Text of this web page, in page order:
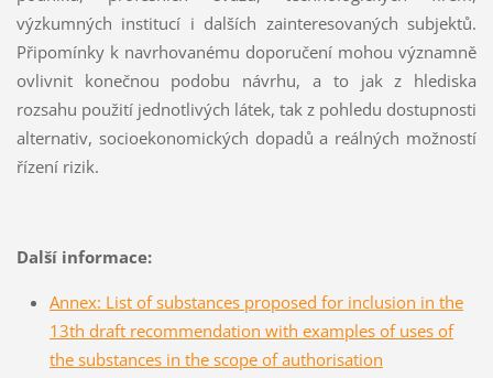
výzkumných institucí i dalších zainteresovaných subjektů.
Připomínky k navrhovanému doporučení mohou významně
ovlivnit konečnou podobu návrhu, a to jak z hlediska
rozsahu použití jednotlivých látek, tak z pohledu dostupnosti
alternativ, socioekonomických dopadů a reálných možností
řízení rizik.
Další informace:
Annex: List of substances proposed for inclusion in the
13th draft recommendation with examples of uses of
the substances in the scope of authorisation